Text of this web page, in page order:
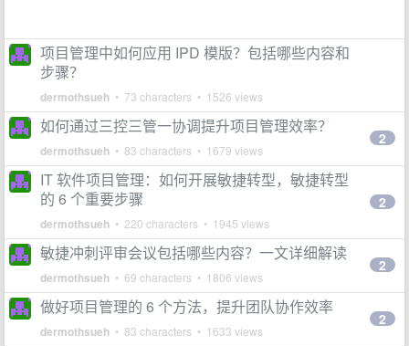
项目管理中如何应用 IPD 模版？包括哪些内容和
步骤？
dermothsueh • 73 characters • 1526 views
如何通过三控三管一协调提升项目管理效率？
dermothsueh • 83 characters • 1679 views
2
IT 软件项目管理：如何开展敏捷转型，敏捷转型
的 6 个重要步骤
dermothsueh • 220 characters • 1945 views
2
敏捷冲刺评审会议包括哪些内容？一文详细解读
dermothsueh • 69 characters • 1806 views
2
做好项目管理的 6 个方法，提升团队协作效率
dermothsueh • 83 characters • 1633 views
2